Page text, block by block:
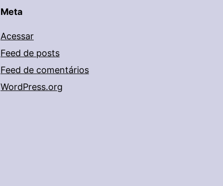
Meta
Acessar
Feed de posts
Feed de comentários
WordPress.org